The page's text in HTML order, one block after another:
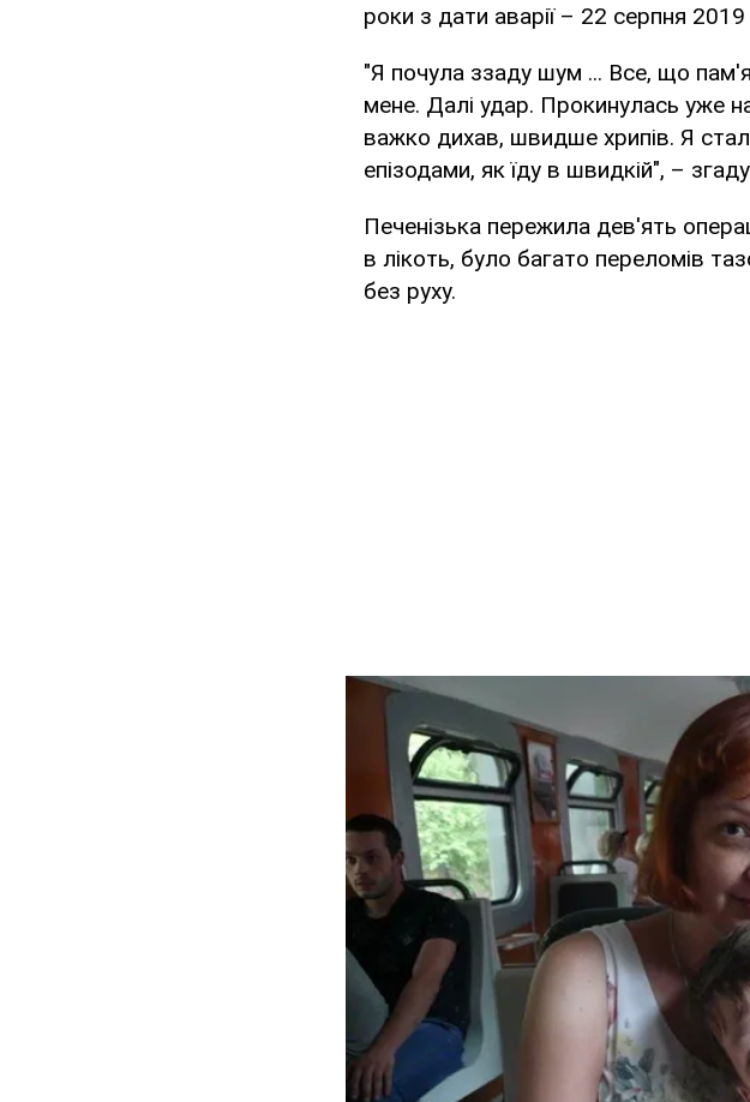
роки з дати аварії – 22 серпня
"Я почула ззаду шум ... Все, що
мене. Далі удар. Прокинулась уже
важко дихав, швидше хрипів. Я
епізодами, як їду в швидкій", –
Печенізька пережила дев'ять
в лікоть, було багато переломів
без руху.